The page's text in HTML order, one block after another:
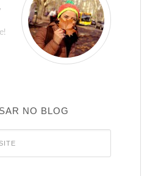
NO BLOG